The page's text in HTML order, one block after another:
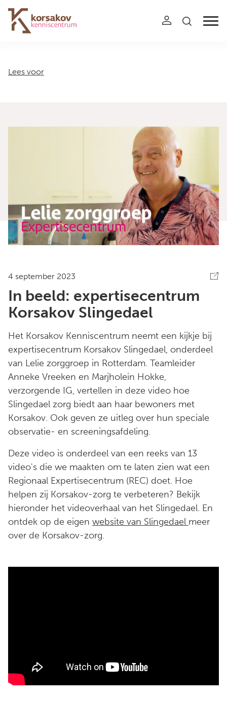
Navigation
Lees voor
4 september 2023
In beeld: expertisecentrum
Korsakov Slingedael
Het Korsakov Kenniscentrum neemt een kijkje bij
expertisecentrum Korsakov Slingedael, onderdeel
van Lelie zorggroep in Rotterdam. Teamleider
Anneke Vreeken en Marjholein Hokke,
verzorgende IG, vertellen in deze video hoe
Slingedael zorg biedt aan haar bewoners met
Korsakov. Ook geven ze uitleg over hun speciale
observatie- en screeningsafdeling.
Deze video is onderdeel van een reeks van 13
video's die we maakten om te laten zien wat een
Regionaal Expertisecentrum (REC) doet. Hoe
helpen zij Korsakov-zorg te verbeteren? Bekijk
hieronder het videoverhaal van het Slingedael. En
ontdek op de eigen website van Slingedael meer
over de Korsakov-zorg.